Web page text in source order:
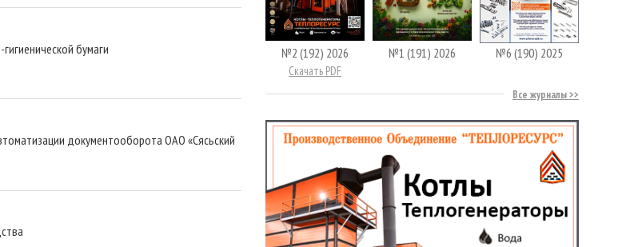
бумаги
документооборота ОАО «Сясьский
№2 (192) 2026
Скачать PDF
№1 (191) 2026 №6 (190) 2025
Все журналы